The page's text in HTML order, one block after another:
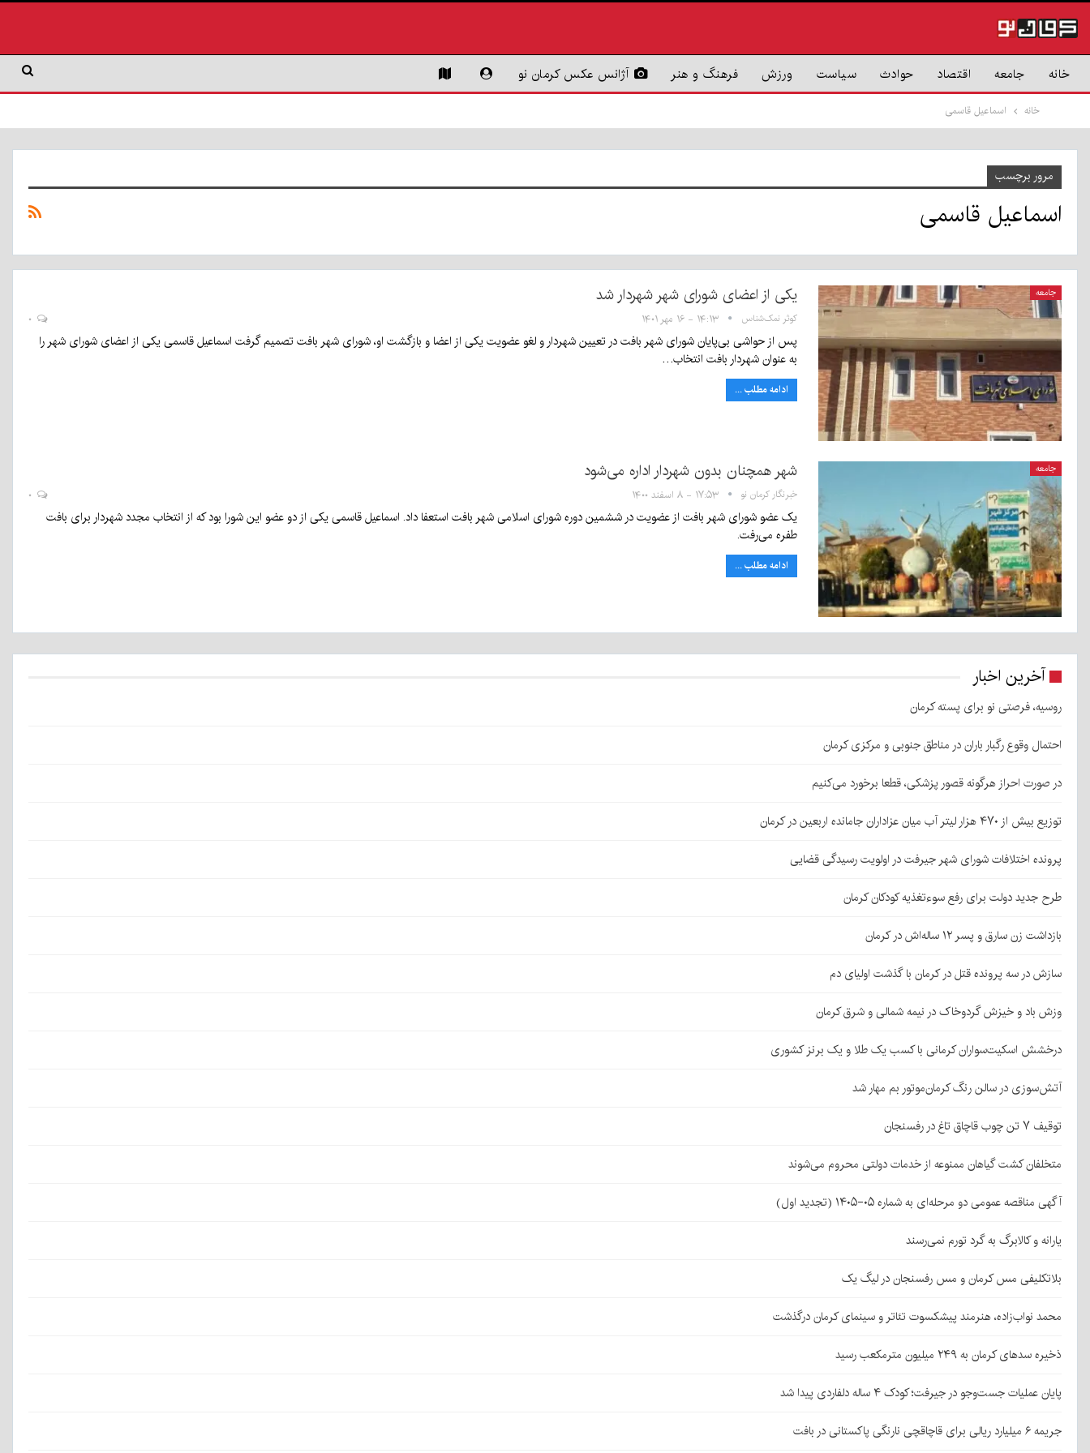
خانه جامعه اقتصاد حوادث سیاست ورزش فرهنگ و هنر آژانس عکس کرمان نو
خانه اسماعیل قاسمی
مرور برچسب
اسماعیل قاسمی
جامعه یکی از اعضای شورای شهر شهردار شد
کوثر نمک‌شناس ۱۴:۱۳ - ۱۶ مهر ۱۴۰۱
پس از حواشی بی‌پایان شورای شهر بافت در تعیین شهردار و لغو عضویت یکی از اعضا و بازگشت او، شورای شهر بافت تصمیم گرفت اسماعیل قاسمی یکی از اعضای شورای شهر را
به عنوان شهردار بافت انتخاب…
ادامه مطلب ...
جامعه شهر همچنان بدون شهردار اداره می‌شود
خبرنگار کرمان نو ۱۷:۵۳ - ۸ اسفند ۱۴۰۰
یک عضو شورای شهر بافت از عضویت در ششمین دوره شورای اسلامی شهر بافت استعفا داد. اسماعیل قاسمی یکی از دو عضو این شورا بود که از انتخاب مجدد شهردار برای بافت
طفره می‌رفت.
ادامه مطلب ...
آخرین اخبار
روسیه، فرصتی نو برای پسته کرمان
احتمال وقوع رگبار باران در مناطق جنوبی و مرکزی کرمان
در صورت احراز هرگونه قصور پزشکی، قطعا برخورد می‌کنیم
توزیع بیش از ۴۷۰ هزار لیتر آب میان عزاداران جامانده اربعین در کرمان
پرونده اختلافات شورای شهر جیرفت در اولویت رسیدگی قضایی
طرح جدید دولت برای رفع سوءتغذیه کودکان کرمان
بازداشت زن سارق و پسر ۱۲ ساله‌اش در کرمان
سازش در سه پرونده قتل در کرمان با گذشت اولیای دم
وزش باد و خیزش گردوخاک در نیمه شمالی و شرق کرمان
درخشش اسکیت‌سواران کرمانی با کسب یک طلا و یک برنز کشوری
آتش‌سوزی در سالن رنگ کرمان‌موتور بم مهار شد
توقیف ۷ تن چوب قاچاق تاغ در رفسنجان
متخلفان کشت گیاهان ممنوعه از خدمات دولتی محروم می‌شوند
آگهی مناقصه عمومی دو مرحله‌ای به شماره ۰۵-۱۴۰۵ (تجدید اول)
یارانه و کالابرگ به گرد تورم نمی‌رسند
بلاتکلیفی مس کرمان و مس رفسنجان در لیگ یک
محمد نواب‌زاده، هنرمند پیشکسوت تئاتر و سینمای کرمان درگذشت
ذخیره سدهای کرمان به ۲۴۹ میلیون مترمکعب رسید
پایان عملیات جست‌وجو در جیرفت؛ کودک ۴ ساله دلفاردی پیدا شد
جریمه ۶ میلیارد ریالی برای قاچاقچی نارنگی پاکستانی در بافت